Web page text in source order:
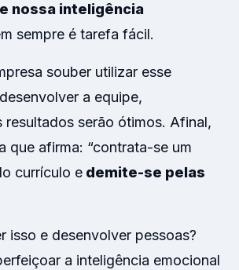
nossa inteligência
sempre é tarefa fácil.
souber utilizar esse
a equipe,
resultados serão ótimos. Afinal,
que afirma: “contrata-se um
currículo e demite-se pelas
isso e desenvolver pessoas?
a inteligência emocional